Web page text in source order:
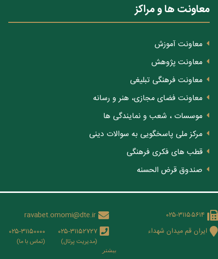
معاونت ها و مراکز
معاونت آموزش
معاونت پژوهش
معاونت فرهنگی تبلیغی
معاونت فضای مجازی، هنر و رسانه
موسسات ، شعب و نمایندگی ها
مرکز ملی پاسخگویی به سوالات دینی
قطب های فکری فرهنگی
صندوق قرض الحسنه
ravabet.omomi@dte.ir
۰۲۵-۳۱۱۵۲۷۲۷
(مدیریت پرتال)
۰۲۵-۳۱۱۵۰۰۰۰
(تماس با ما)
۰۲۵-۳۱۱۵۵۶۱۴
ایران قم میدان شهداء
بيشتر